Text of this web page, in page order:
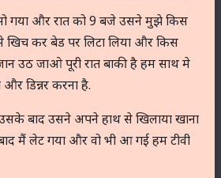
गया और रात को 9 बजे उसने मुझे किस
कर बेड पर लिटा लिया और किस
उठ जाओ पूरी रात बाकी है हम साथ मे
डिन्नर करना है.
बाद उसने अपने हाथ से खिलाया खाना
मैं लेट गया और वो भी आ गई हम टीवी